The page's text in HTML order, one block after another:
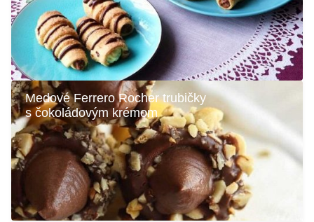
Medové Ferrero Rocher trubičky
s čokoládovým krémom